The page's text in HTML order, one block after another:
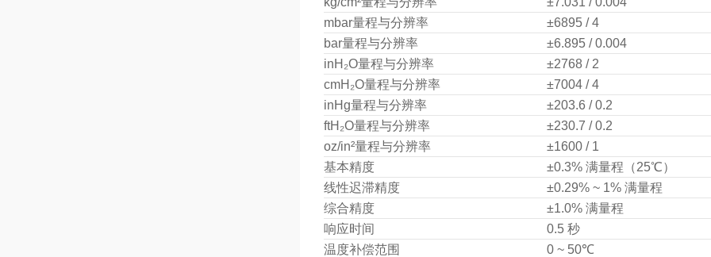
mbar量程与分辨率
±6895 / 4
bar量程与分辨率
±6.895 / 0.004
inH₂O量程与分辨率
±2768 / 2
cmH₂O量程与分辨率
±7004 / 4
inHg量程与分辨率
±203.6 / 0.2
ftH₂O量程与分辨率
±230.7 / 0.2
oz/in²量程与分辨率
±1600 / 1
基本精度
±0.3% 满量程（25℃）
线性迟滞精度
±0.29% ~ 1% 满量程
综合精度
±1.0% 满量程
响应时间
0.5 秒
温度补偿范围
0 ~ 50℃